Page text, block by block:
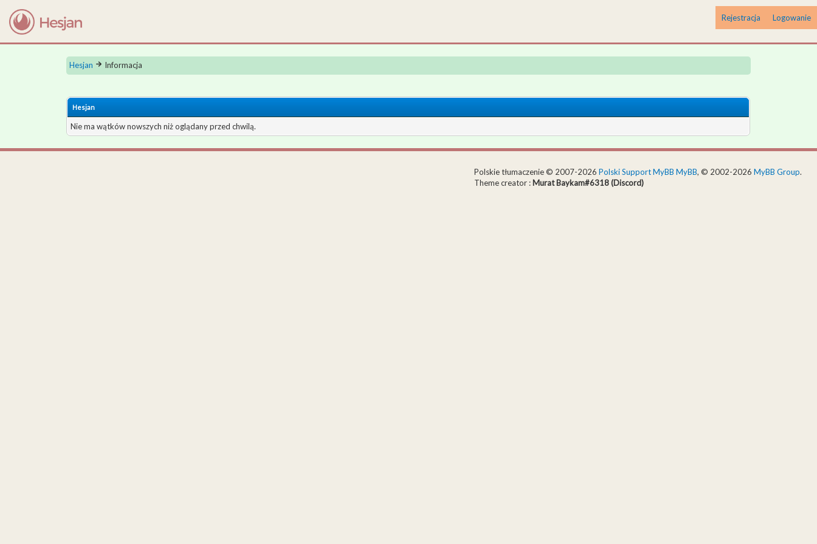
Logowanie
Rejestracja
Hesjan Informacja
Hesjan
Nie ma wątków nowszych niż oglądany przed chwilą.
Polskie tłumaczenie © 2007-2026 Polski Support MyBB MyBB, © 2002-2026 MyBB Group.
Theme creator : Murat Baykam#6318 (Discord)